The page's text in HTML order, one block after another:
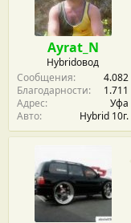
Ayrat_N
Hybridовод
Сообщения
4.082
Благодарности
1.711
Адрес
Уфа
Авто
Hybrid 10г.